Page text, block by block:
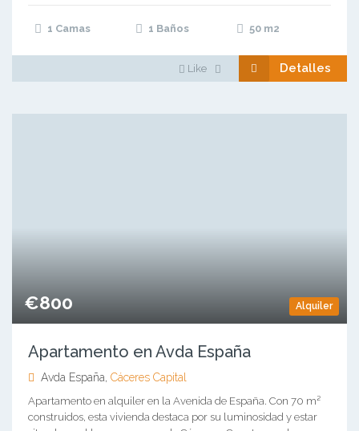
1 Camas 1 Baños 50 m2
Like Detalles
Alquiler
€800
Apartamento en Avda España
Avda España, Cáceres Capital
Apartamento en alquiler en la Avenida de España. Con 70 m²
construidos, esta vivienda destaca por su luminosidad y estar